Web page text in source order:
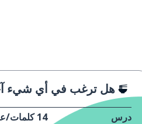
هل ترغب في أي شيء
درس 14 كلمات/